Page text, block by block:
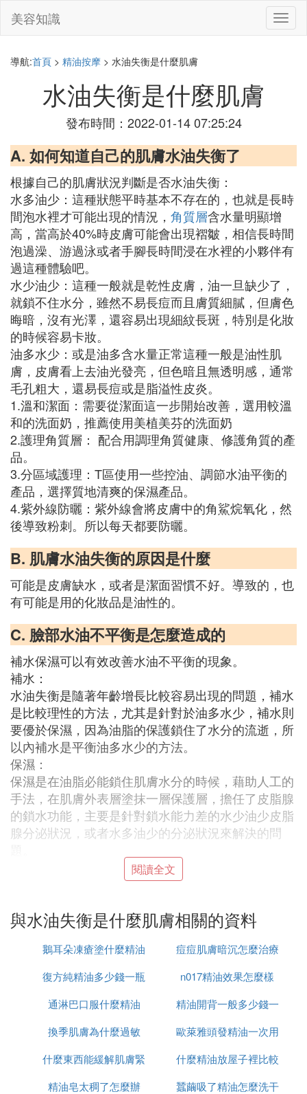
切
換
美容知識
導航:首頁 > 精油按摩 > 水油失衡是什麼肌膚
水油失衡是什麼肌膚
發布時間：2022-01-14 07:25:24
A. 如何知道自己的肌膚水油失衡了
根據自己的肌膚狀況判斷是否水油失衡：
水多油少：這種狀態平時基本不存在的，也就是長時
間泡水裡才可能出現的情況， 角質層含水量明顯增
高，當高於40%時皮膚可能會出現褶皺，相信長時間
泡過澡、游過泳或者手腳長時間浸在水裡的小夥伴有
過這種體驗吧。
水少油少：這種一般就是乾性皮膚，油一旦缺少了，
就鎖不住水分，雖然不易長痘而且膚質細膩，但膚色
晦暗，沒有光澤，還容易出現細紋長斑，特別是化妝
的時候容易卡妝。
油多水少：或是油多含水量正常這種一般是油性肌
膚，皮膚看上去油光發亮，但色暗且無透明感，通常
毛孔粗大，還易長痘或是脂溢性皮炎。
1.溫和潔面：需要從潔面這一步開始改善，選用較溫
和的洗面奶，推薦使用美植美芬的洗面奶
2.護理角質層： 配合用調理角質健康、修護角質的產
品。
3.分區域護理：T區使用一些控油、調節水油平衡的
產品，選擇質地清爽的保濕產品。
4.紫外線防曬：紫外線會將皮膚中的角鯊烷氧化，然
後導致粉刺。所以每天都要防曬。
B. 肌膚水油失衡的原因是什麼
可能是皮膚缺水，或者是潔面習慣不好。導致的，也
有可能是用的化妝品是油性的。
C. 臉部水油不平衡是怎麼造成的
補水保濕可以有效改善水油不平衡的現象。
補水：
水油失衡是隨著年齡增長比較容易出現的問題，補水
是比較理性的方法，尤其是針對於油多水少，補水則
要優於保濕，因為油脂的保護鎖住了水分的流逝，所
以內補水是平衡油多水少的方法。
保濕：
保濕是在油脂必能鎖住肌膚水分的時候，藉助人工的
手法，在肌膚外表層塗抹一層保護層，擔任了皮脂腺
的鎖水功能，主要是針對鎖水能力差的水少油少皮脂
腺分泌狀況，或者水多油少的分泌狀況來解決的問
D. 皮膚水油失衡會導致皮膚怎樣
皮膚越來越油啊，暗淡，嚴重會導致各種粉刺痘痘等
肌膚問題
E. 水油不平衡的皮膚症狀是什麼是不是起
小痘痘
水油不平衡的症狀有毛孔粗大，皮膚暗啞，起色斑，
痘痘，起皮，黑眼圈，腫眼袋，皮膚表面凹凸不平，
皮膚角質層過薄，敏感，瘙癢等。起痘也是水油不平
衡的表現之一。
水油不平衡的表現：
閱讀全文
與水油失衡是什麼肌膚相關的資料
鵝耳朵凍瘡塗什麼精油
痘痘肌膚暗沉怎麼治療
復方純精油多少錢一瓶
n017精油效果怎麼樣
通淋巴口服什麼精油
精油開背一般多少錢一
次
換季肌膚為什麼過敏
歐萊雅頭發精油一次用
多少
什麼東西能緩解肌膚緊
張
什麼精油放屋子裡比較
好
精油皂太稠了怎麼辦
蠶繭吸了精油怎麼洗干